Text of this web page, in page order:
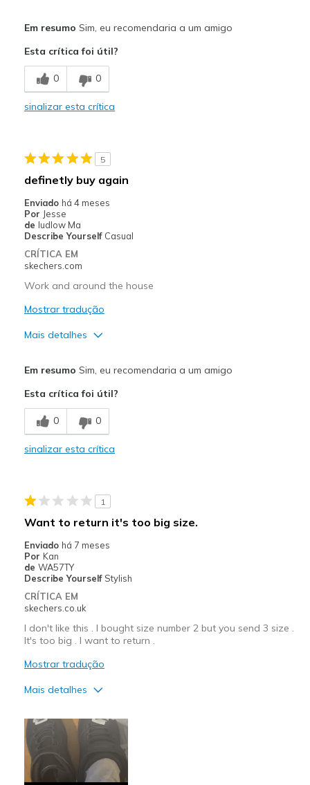
Melhores utilizações
Casual Wear
View On Shoes
Shoes are for Wearing
Em resumo Sim, eu recomendaria a um amigo
Esta crítica foi útil?
0 0
sinalizar esta crítica
5
definetly buy again
Enviado há 4 meses
Por Jesse
de ludlow Ma
Describe Yourself Casual
CRÍTICA EM
skechers.com
Work and around the house
Mostrar tradução
Mais detalhes
Comfortable
Stylish
Feels true to size
View On Shoes
Em resumo Sim, eu recomendaria a um amigo
Esta crítica foi útil?
0 0
sinalizar esta crítica
1
Want to return it's too big size.
Enviado há 7 meses
Por Kan
de WA57TY
Describe Yourself Stylish
CRÍTICA EM
skechers.co.uk
I don't like this . I bought size number 2 but you send 3 size .
It's too big . I want to return .
Mostrar tradução
Mais detalhes
Attractive Design
Contras